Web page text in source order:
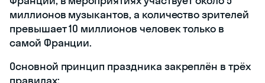
миллионов музыкантов, а количество зрителей
превышает 10 миллионов человек только в
самой Франции.
Основной принцип праздника закреплён в трёх